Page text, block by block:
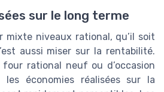
sur le long terme
mixte niveaux rational, qu’il soit
aussi miser sur la rentabilité.
four rational neuf ou d’occasion
les économies réalisées sur la